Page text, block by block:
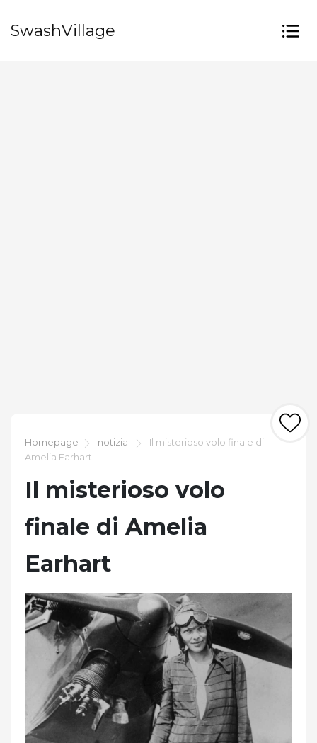
SwashVillage
Homepage notizia
Il misterioso volo finale di
Amelia Earhart
Il misterioso volo
finale di Amelia
Earhart